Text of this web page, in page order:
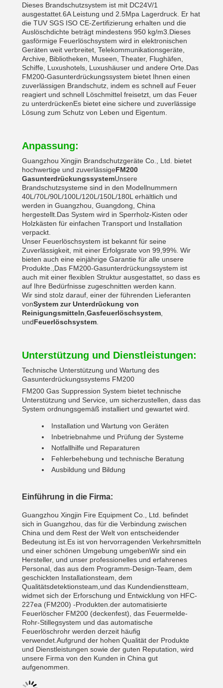
Dieses Brandschutzsystem ist mit DC24V/1
ausgestattet.6A Leistung und 2.5Mpa Lagerdruck. Er hat
die TUV SGS ISO CE-Zertifizierung erhalten und die
Auslöschdichte beträgt mindestens 950 kg/m3.Dieses
gasförmige Feuerlöschsystem wird in elektronischen
Geräten weit verbreitet, Telekommunikationsgeräte,
Archive, Bibliotheken, Museen, Theater, Flughäfen,
Schiffe, Luxushotels, Luxushäuser und andere Orte.Das
FM200-Gasunterdrückungssystem bietet Ihnen einen
zuverlässigen Brandschutz, indem es schnell auf Feuer
reagiert und schnell Löschmittel freisetzt, um das Feuer
zu unterdrückenEs bietet eine sichere und zuverlässige
Lösung zum Schutz von Leben und Eigentum.
Anpassung:
Guangzhou Xingjin Brandschutzgeräte Co., Ltd. bietet
hochwertige und zuverlässigeFM200
GasunterdrückungssystemUnsere
Brandschutzsysteme sind in den Modellnummern
40L/70L/90L/100L/120L/150L/180L erhältlich und
werden in Guangzhou, Guangdong, China
hergestellt.Das System wird in Sperrholz-Kisten oder
Holzkästen für einfachen Transport und Installation
verpackt.
Unser Feuerlöschsystem ist bekannt für seine
Zuverlässigkeit, mit einer Erfolgsrate von 99,99%. Wir
bieten auch eine einjährige Garantie für alle unsere
Produkte.,Das FM200-Gasunterdrückungssystem ist
auch mit einer flexiblen Struktur ausgestattet, so dass es
auf Ihre Bedürfnisse zugeschnitten werden kann.
Wir sind stolz darauf, einer der führenden Lieferanten
vonSystem zur Unterdrückung von
Reinigungsmitteln Gasfeuerlöschsystem
undFeuerlöschsystem
Unterstützung und Dienstleistungen:
Technische Unterstützung und Wartung des
Gasunterdrückungssystems FM200
FM200 Gas Suppression System bietet technische
Unterstützung und Service, um sicherzustellen, dass das
System ordnungsgemäß installiert und gewartet wird.
Installation und Wartung von Geräten
Inbetriebnahme und Prüfung der Systeme
Notfallhilfe und Reparaturen
Fehlerbehebung und technische Beratung
Ausbildung und Bildung
Einführung in die Firma:
Guangzhou Xingjin Fire Equipment Co., Ltd. befindet
sich in Guangzhou, das für die Verbindung zwischen
China und dem Rest der Welt von entscheidender
Bedeutung ist.Es ist von hervorragenden Verkehrsmitteln
und einer schönen Umgebung umgebenWir sind ein
Hersteller, und unser professionelles und erfahrenes
Personal, das aus dem Programm-Design-Team, dem
geschickten Installationsteam, dem
Qualitätsdetektionsteam,und das Kundendienstteam,
widmet sich der Erforschung und Entwicklung von HFC-
227ea (FM200) -Produkten.der automatisierte
Feuerlöscher FM200 (deckenfest), das Feuermelde-
Rohr-Stillegsystem und das automatische
Feuerlöschrohr werden derzeit häufig
verwendet.Aufgrund der hohen Qualität der Produkte
und Dienstleistungen sowie der guten Reputation, wird
unsere Firma von den Kunden in China gut
aufgenommen.